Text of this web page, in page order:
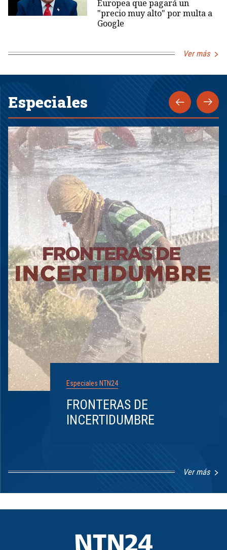
Europea que pagará un
"precio muy alto" por multa a
Google
Ver más
Especiales
Especiales NTN24
FRONTERAS DE
INCERTIDUMBRE
Ver más
8